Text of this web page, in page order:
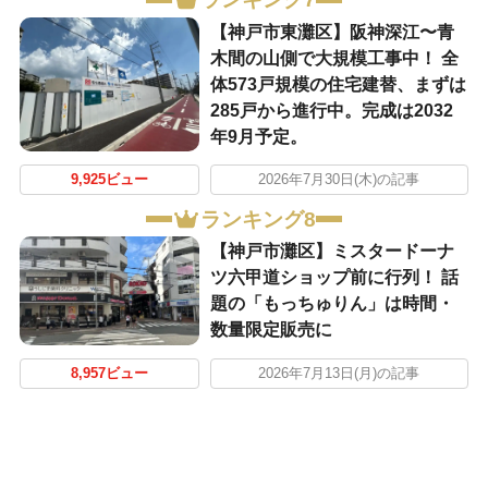
【神戸市東灘区】阪神深江〜青
木間の山側で大規模工事中！ 全
体573戸規模の住宅建替、まずは
285戸から進行中。完成は2032
年9月予定。
9,925ビュー 2026年7月30日(木)の記事
ランキング8
【神戸市灘区】ミスタードーナ
ツ六甲道ショップ前に行列！ 話
題の「もっちゅりん」は時間・
数量限定販売に
8,957ビュー 2026年7月13日(月)の記事